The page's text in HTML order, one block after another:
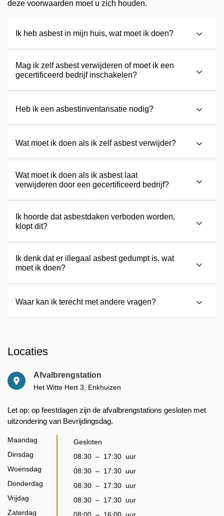
deze voorwaarden moet u zich houden.
Ik heb asbest in mijn huis, wat moet ik doen?
Mag ik zelf asbest verwijderen of moet ik een
gecertificeerd bedrijf inschakelen?
Heb ik een asbestinventarisatie nodig?
Wat moet ik doen als ik zelf asbest verwijder?
Wat moet ik doen als ik asbest laat
verwijderen door een gecertificeerd bedrijf?
Ik hoorde dat asbestdaken verboden worden,
klopt dit?
Ik denk dat er illegaal asbest gedumpt is, wat
moet ik doen?
Waar kan ik terecht met andere vragen?
Locaties
Afvalbrengstation
Het Witte Hert 3, Enkhuizen
Let op: op feestdagen zijn de afvalbrengstations gesloten met
uitzondering van Bevrijdingsdag.
Maandag
Gesloten
Dinsdag
08:30 – 17:30 uur
Woensdag
08:30 – 17:30 uur
Donderdag
08:30 – 17:30 uur
Vrijdag
08:30 – 17:30 uur
Zaterdag